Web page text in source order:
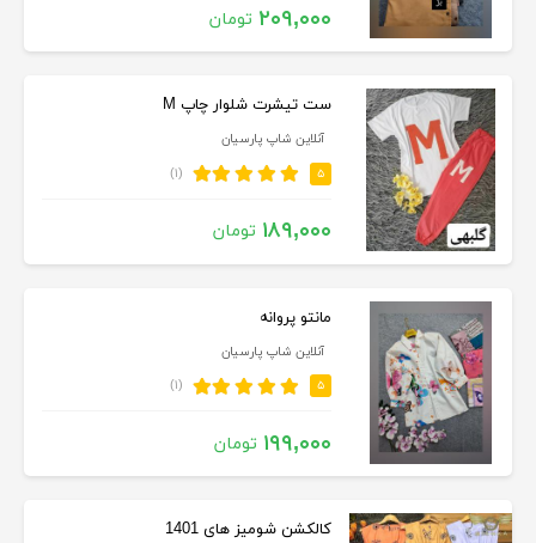
۲۰۹,۰۰۰ تومان
ست تیشرت شلوار چاپ M
آنلاین شاپ پارسیان
۵ (۱)
۱۸۹,۰۰۰ تومان
مانتو پروانه
آنلاین شاپ پارسیان
۵ (۱)
۱۹۹,۰۰۰ تومان
کالکشن شومیز های 1401